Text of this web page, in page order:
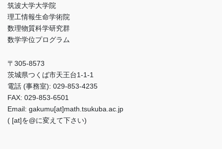
筑波大学大学院
理工情報生命学術院
数理物質科学研究群
数学学位プログラム
〒305-8573
茨城県つくば市天王台1-1-1
電話 (事務室): 029-853-4235
FAX: 029-853-6501
Email: gakumu[at]math.tsukuba.ac.jp
( [at]を@に変えて下さい)